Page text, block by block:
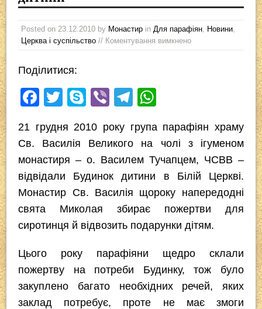
Posted on 23.12.2010 by Монастир in Для парафіян Новини
Церква і суспільство // Коментування вимкнено
Поділитися:
F
c
e
b
o
o
k
T
tt
er
S
p
e
Vi
er
T
e
gr
a
m
at
s
A
p
p
21 грудня 2010 року група парафіян храму
Св. Василія Великого на чолі з ігуменом
монастиря – о. Василем Тучапцем, ЧСВВ –
відвідали Будинок дитини в Білій Церкві.
Монастир Св. Василія щороку напередодні
свята Миколая збирає пожертви для
сиротинця й відвозить подарунки дітям.
Цього року парафіяни щедро склали
пожертву на потреби Будинку, тож було
закуплено багато необхідних речей, яких
заклад потребує, проте не має змоги